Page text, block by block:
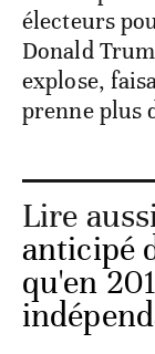
électeurs
Donald
explose,
prenne plus
Lire
anticipé
qu'en